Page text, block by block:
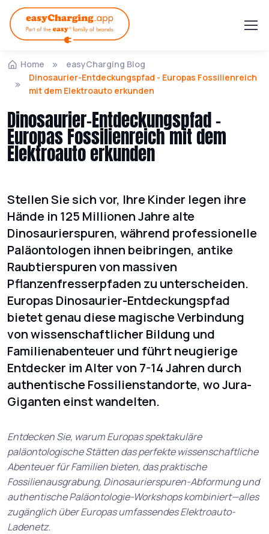
Home
easyCharging Blog
Dinosaurier-Entdeckungspfad - Europas Fossilienreich
mit dem Elektroauto erkunden
Dinosaurier-Entdeckungspfad -
Europas Fossilienreich mit dem
Elektroauto erkunden
Stellen Sie sich vor, Ihre Kinder legen ihre
Hände in 125 Millionen Jahre alte
Dinosaurierspuren, während professionelle
Paläontologen ihnen beibringen, antike
Raubtierspuren von massiven
Pflanzenfresserpfaden zu unterscheiden.
Europas Dinosaurier-Entdeckungspfad
bietet genau diese magische Verbindung
von wissenschaftlicher Bildung und
Familienabenteuer und führt neugierige
Entdecker im Alter von 7-14 Jahren durch
authentische Fossilienstandorte, wo Jura-
Giganten einst wandelten.
Entdecken Sie, warum Europas spektakuläre
paläontologische Stätten das perfekte wissenschaftliche
Abenteuer für Familien bieten, das praktische
Fossilienausgrabung, Dinosaurierspuren-Abformung und
authentische Paläontologie-Workshops kombiniert—alles
zugänglich über Europas umfassendes Elektroauto-
Ladenetz.